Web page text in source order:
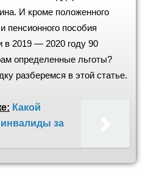
И кроме положенного
пенсионного пособия
в 2019 — 2020 году 90
определенные льготы?
разберемся в этой статье.
Какой
инвалиды за